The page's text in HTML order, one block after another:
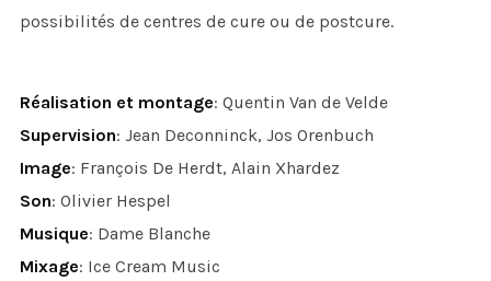
possibilités de centres de cure ou de postcure.
Réalisation et montage: Quentin Van de Velde
Supervision: Jean Deconninck, Jos Orenbuch
Image: François De Herdt, Alain Xhardez
Son: Olivier Hespel
Musique: Dame Blanche
Mixage: Ice Cream Music